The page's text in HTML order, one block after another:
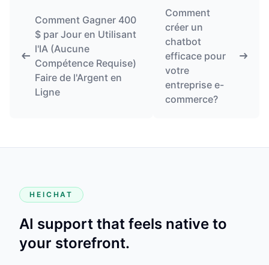
Comment Gagner 400
$ par Jour en Utilisant
l'IA (Aucune
Compétence Requise)
Faire de l'Argent en
Ligne
Comment
créer un
chatbot
efficace pour
votre
entreprise e-
commerce?
HEICHAT
AI support that feels native to
your storefront.